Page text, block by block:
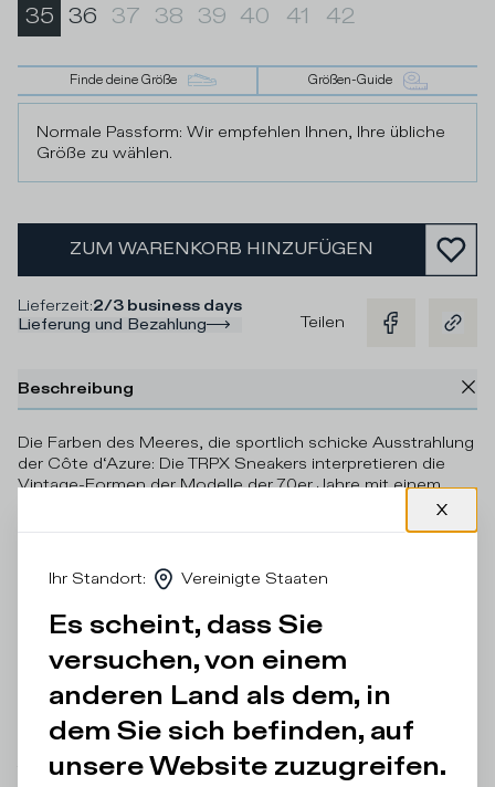
35 36 37 38 39 40 41 42
Finde deine Größe Größen-Guide
Normale Passform: Wir empfehlen Ihnen, Ihre übliche
Größe zu wählen.
ZUM WARENKORB HINZUFÜGEN
Lieferzeit:2/3 business days
Lieferung und Bezahlung
Teilen
Beschreibung
Die Farben des Meeres, die sportlich schicke Ausstrahlung
der Côte d‘Azure: Die TRPX Sneakers interpretieren die
Vintage-Formen der Modelle der 70er Jahre mit einem
gefertigten Materialien. Das Obermaterial kombiniert
silberfarbene Details an der Fersenkappe und Rändern des
Wappens komplettiert. Die Sohle aus feinporigem Gummi
ist handgefertigt und ist mit einem kontrastierenden
Einsatz unter der Ferse versehen.
Einzelheiten und Zusammensetzung
Produktpflege
There was a problem loading related productsThere was a
Ihr Standort: Vereinigte Staaten
Es scheint, dass Sie
versuchen, von einem
anderen Land als dem, in
dem Sie sich befinden, auf
unsere Website zuzugreifen.